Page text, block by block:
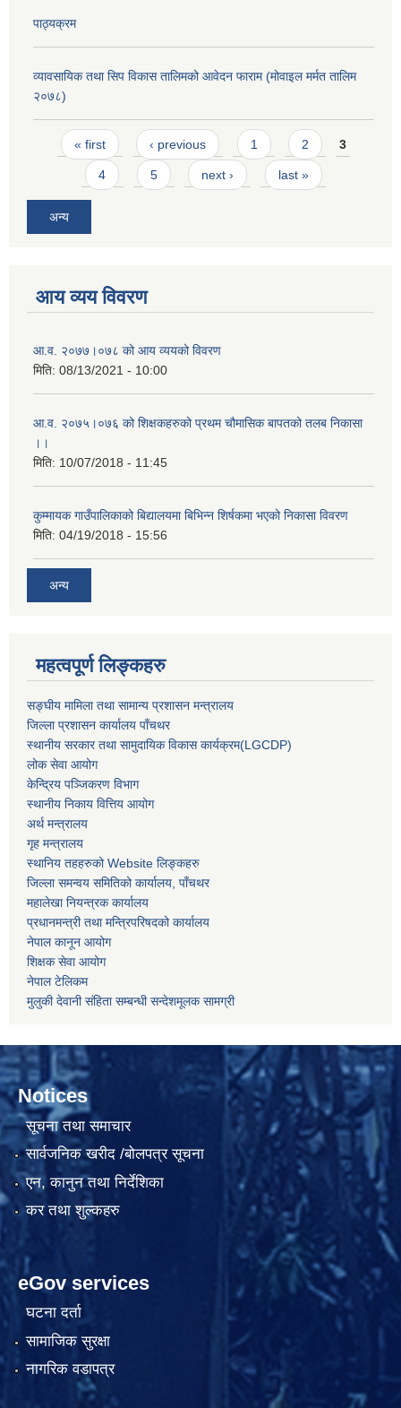
पाठ्यक्रम
व्यावसायिक तथा सिप विकास तालिमको आवेदन फाराम (मोवाइल मर्मत तालिम
२०७८)
Pages
« first ‹ previous 1 2 3
4 5 next › last »
अन्य
आय व्यय विवरण
आ.व. २०७७।०७८ को आय व्ययको विवरण
मिति: 08/13/2021 - 10:00
आ.व. २०७५।०७६ को शिक्षकहरुको प्रथम चौमासिक बापतको तलब निकासा
।।
मिति: 10/07/2018 - 11:45
कुम्मायक गाउँपालिकाको बिद्यालयमा बिभिन्न शिर्षकमा भएको निकासा विवरण
मिति: 04/19/2018 - 15:56
अन्य
महत्वपूर्ण लिङ्कहरु
सङ्‍घीय मामिला तथा सामान्य प्रशासन मन्त्रालय
जिल्ला प्रशासन कार्यालय पाँचथर
स्थानीय सरकार तथा सामुदायिक विकास कार्यक्रम(LGCDP)
लोक सेवा आयोग
केन्द्रिय पञ्जिकरण विभाग
स्थानीय निकाय वित्तिय आयोग
अर्थ मन्त्रालय
गृह मन्त्रालय
स्थानिय तहहरुको Website लिङ्कहरु
जिल्ला समन्वय समितिको कार्यालय, पाँचथर
महालेखा नियन्त्रक कार्यालय
प्रधानमन्त्री तथा मन्त्रिपरिषदको कार्यालय
नेपाल कानून आयोग
शिक्षक सेवा आयोग
नेपाल टेलिकम
मुलुकी देवानी संहिता सम्बन्धी सन्देशमूलक सामग्री
Notices
सूचना तथा समाचार
सार्वजनिक खरीद /बोलपत्र सूचना
एन, कानुन तथा निर्देशिका
कर तथा शुल्कहरु
eGov services
घटना दर्ता
सामाजिक सुरक्षा
नागरिक वडापत्र